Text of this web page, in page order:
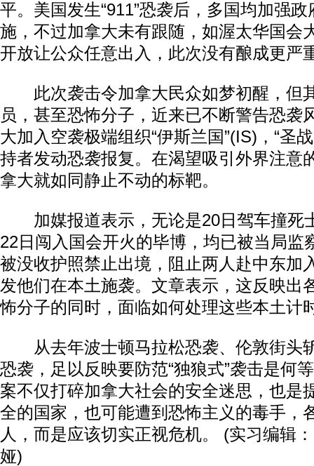
平。美国发生“911”恐袭后，多国均加强
施，不过加拿大未有跟随，如渥太华国会
开放让公众任意出入，此次没有酿成更严
此次袭击令加拿大民众如梦初醒，但
员，甚至恐怖分子，近来已不断警告恐袭
大加入空袭极端组织“伊斯兰国”(IS)，“圣
持者发动恐袭报复。在渴望吸引外界注意
拿大就如同静止不动的标靶。
加媒报道表示，无论是20日驾车撞死
22日闯入国会开火的毕博，均已被当局监
被没收护照禁止出境，阻止两人赴中东加
发他们在本土施袭。文章表示，这反映出
怖分子的同时，面临如何处理这些本土计
从去年波士顿马拉松恐袭、伦敦街头
恐袭，足以反映要防范“独狼式”袭击是何
案不仅打碎加拿大社会的安全迷思，也是
全的国家，也可能遭到恐怖主义的毒手，
人，而是应该切实正视危机。 (实习编辑
娅)